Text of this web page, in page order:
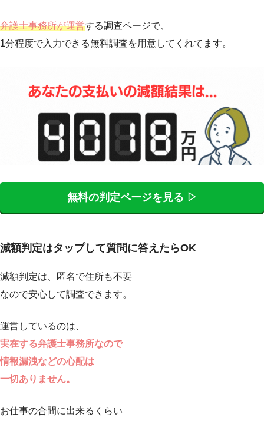
弁護士事務所が運営する調査ページで、
1分程度で入力できる無料調査を用意してくれてます。
無料の判定ページを見る ▷
減額判定はタップして質問に答えたらOK
減額判定は、匿名で住所も不要
なので安心して調査できます。
運営しているのは、
実在する弁護士事務所なので
情報漏洩などの心配は
一切ありません。
お仕事の合間に出来るくらい